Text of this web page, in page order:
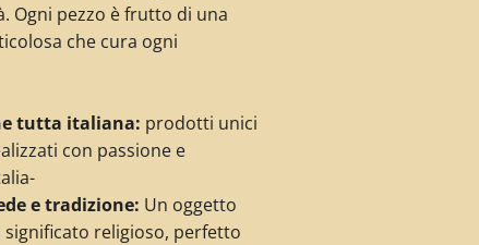
Ogni pezzo èfrutto di una
che cura ogni
tutta italiana: prodotti unici
con passione e
e tradizione: Un oggetto
religioso, perfetto